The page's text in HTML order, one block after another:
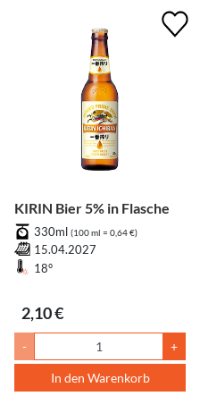
KIRIN Bier 5% in Flasche
330ml (100 ml = 0,64 €)
15.04.2027
18°
2,10 €
- +
In den Warenkorb